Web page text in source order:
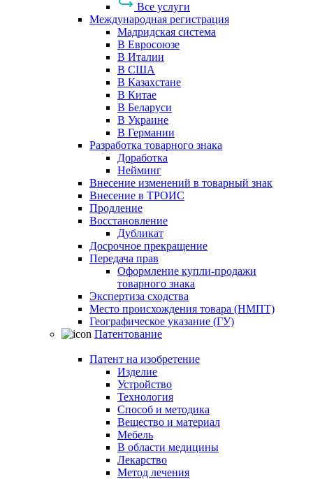
Все услуги
Международная регистрация
Мадридская система
В Евросоюзе
В Италии
В США
В Казахстане
В Китае
В Беларуси
В Украине
В Германии
Разработка товарного знака
Доработка
Нейминг
Внесение изменений в товарный знак
Внесение в ТРОИС
Продление
Восстановление
Дубликат
Досрочное прекращение
Передача прав
Оформление купли-продажи
товарного знака
Экспертиза сходства
Место происхождения товара (НМПТ)
Географическое указание (ГУ)
Патентование
Патент на изобретение
Изделие
Устройство
Технология
Способ и методика
Вещество и материал
Мебель
В области медицины
Лекарство
Метод лечения